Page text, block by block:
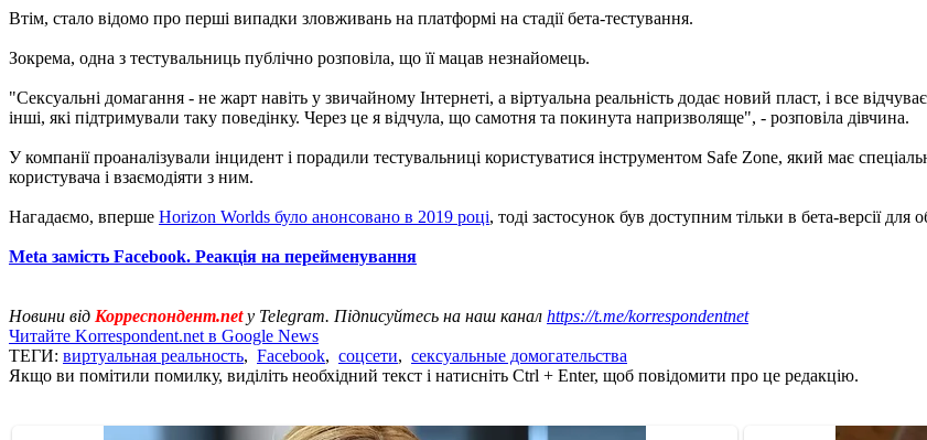
Втім, стало відомо про перші випадки зловживань на платформі на стадії бета-тестування.
Зокрема, одна з тестувальниць публічно розповіла, що її мацав незнайомець.
"Сексуальні домагання - не жарт навіть у звичайному Інтернеті, а віртуальна реальність додає новий пласт, і все
інші, які підтримували таку поведінку. Через це я відчула, що самотня та покинута напризволяще", - розповіла дівчина.
У компанії проаналізували інцидент і порадили тестувальниці користуватися інструментом Safe Zone, який має
користувача і взаємодіяти з ним.
Нагадаємо, вперше Ноrizon Worlds було анонсовано в 2019 році, тоді застосунок був доступним тільки в бета-версії
Meta замість Facebook. Реакція на перейменування
Новини від Корреспондент.netу Telegram. Підписуйтесь на наш канал https://t.me/korrespondentnet
Читайте Korrespondent.net в Google News
ТЕГИ: виртуальная реальность, Facebook, соцсети, сексуальные домогательства
Якщо ви помітили помилку, виділіть необхідний текст і натисніть Ctrl + Enter, щоб повідомити про це редакцію.